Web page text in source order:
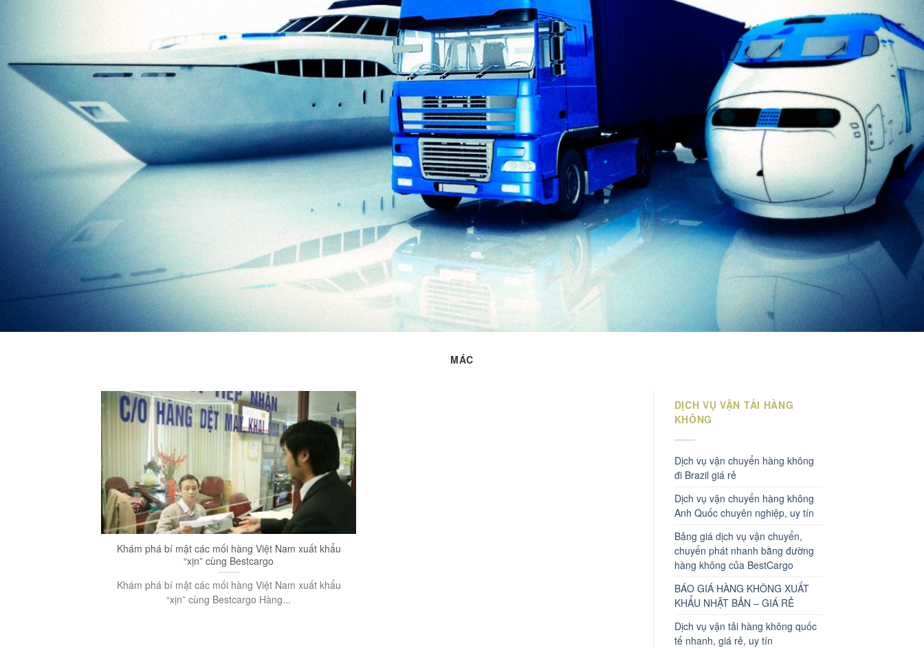
MÁC
Khám phá bí mật các mối hàng Việt Nam xuất khẩu
“xịn” cùng Bestcargo
Khám phá bí mật các mối hàng Việt Nam xuất khẩu
“xịn” cùng Bestcargo Hàng...
DỊCH VỤ VẬN TẢI HÀNG
KHÔNG
Dịch vụ vận chuyển hàng không
đi Brazil giá rẻ
Dịch vụ vận chuyển hàng không
Anh Quốc chuyên nghiệp, uy tín
Bảng giá dịch vụ vận chuyển,
chuyển phát nhanh bằng đường
hàng không của BestCargo
BÁO GIÁ HÀNG KHÔNG XUẤT
KHẨU NHẬT BẢN – GIÁ RẺ
Dịch vụ vận tải hàng không quốc
tế nhanh, giá rẻ, uy tín